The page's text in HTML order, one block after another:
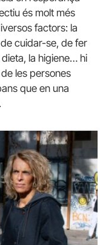
és molt més
factors: la
cuidar-se, de fer
la higiene… hi
les persones
que en una